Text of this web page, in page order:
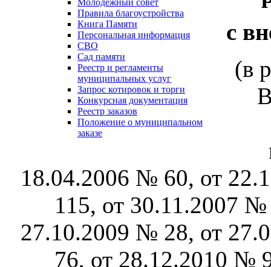
Молодежный совет
Правила благоустройства
Книга Памяти
Персональная информация
СВО
Сад памяти
Реестр и регламенты
муниципальных услуг
Запрос котировок и торги
Конкурсная документация
Реестр заказов
Положение о муниципальном
заказе
с
(в
18.04.2006 № 60, от
115, от 30.11.2007
27.10.2009 № 28, от
76, от 28.12.2010 №